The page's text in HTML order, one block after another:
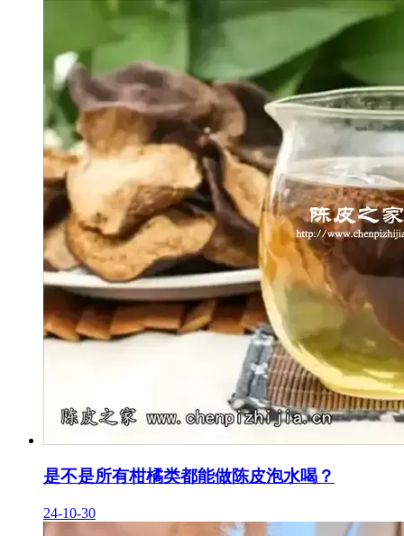
是不是所有柑橘类都能做陈皮泡水喝？
24-10-30